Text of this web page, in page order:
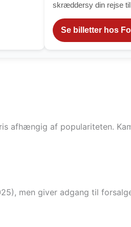
skræddersy din rejse
Se billetter hos
afhængig af populariteten.
men giver adgang til